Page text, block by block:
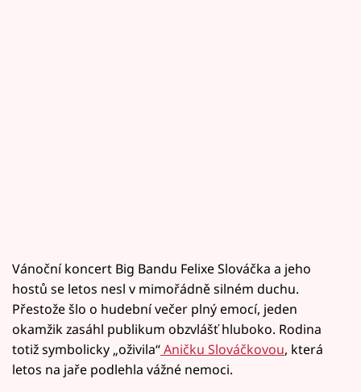
Vánoční koncert Big Bandu Felixe Slováčka a jeho
hostů se letos nesl v mimořádně silném duchu.
Přestože šlo o hudební večer plný emocí, jeden
okamžik zasáhl publikum obzvlášť hluboko. Rodina
totiž symbolicky „oživila“Aničku Slováčkovou, která
letos na jaře podlehla vážné nemoci.